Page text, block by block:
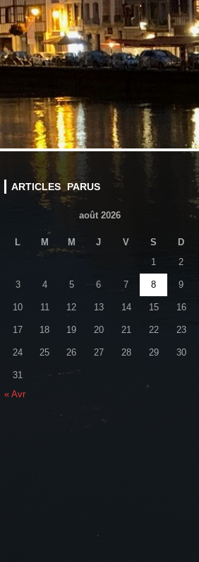
ARTICLES PARUS
août 2026
L M M J V S
D
1
2
3 4 5 6 7 8 9
10 11 12 13 14 15 16
17 18 19 20 21 22 23
24 25 26 27 28 29 30
31
« Avr